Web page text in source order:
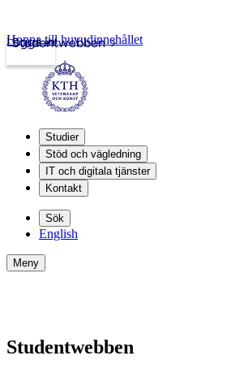
Studentwebben
Logga in
Hoppa till huvudinnehållet
Studier
Stöd och vägledning
IT och digitala tjänster
Kontakt
Sök
English
Meny
Studentwebben